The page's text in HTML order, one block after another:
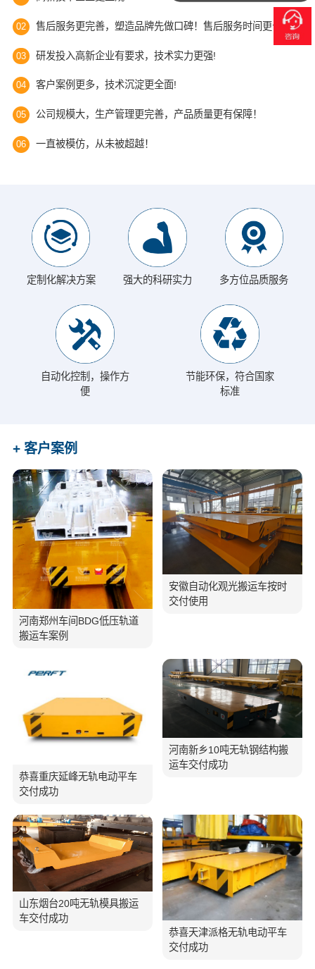
02 售后服务更完善，塑造品牌先做口碑！售后服务时间更长！
03 研发投入高新企业有要求，技术实力更强!
04 客户案例更多，技术沉淀更全面!
05 公司规模大，生产管理更完善，产品质量更有保障！
06 一直被模仿，从未被超越！
定制化解决方案 强大的科研实力 多方位品质服务
自动化控制，操作方
便
节能环保，符合国家
标准
+ 客户案例
河南郑州车间BDG低压轨道
搬运车案例
安徽自动化观光搬运车按时
交付使用
恭喜重庆延峰无轨电动平车
交付成功
河南新乡10吨无轨钢结构搬
运车交付成功
山东烟台20吨无轨模具搬运
车交付成功
恭喜天津派格无轨电动平车
交付成功
你们是怎么报价的呢？